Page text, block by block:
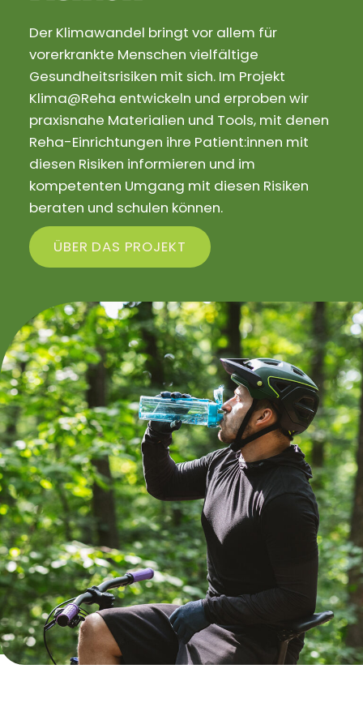
Der Klimawandel bringt vor allem für
vorerkrankte Menschen vielfältige
Gesundheitsrisiken mit sich. Im Projekt
Klima@Reha entwickeln und erproben wir
praxisnahe Materialien und Tools, mit denen
Reha-Einrichtungen ihre Patient:innen mit
diesen Risiken informieren und im
kompetenten Umgang mit diesen Risiken
beraten und schulen können.
ÜBER DAS PROJEKT